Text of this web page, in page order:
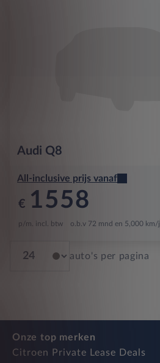
Audi Q8
All-inclusive prijs vanaf
€ 1558
p/m. incl. btw o.b.v 72 mnd en 5,000 km/j
auto's per pagina
Onze top merken
Citroen Private Lease Deals